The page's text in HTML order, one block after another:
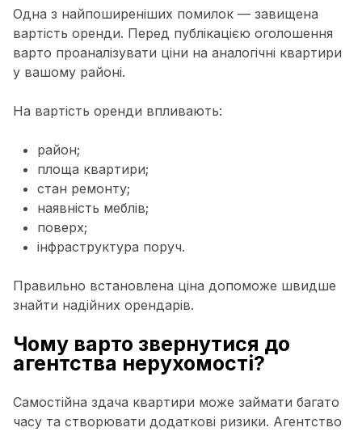
Одна з найпоширеніших помилок — завищена
вартість оренди. Перед публікацією оголошення
варто проаналізувати ціни на аналогічні квартири
у вашому районі.
На вартість оренди впливають:
район;
площа квартири;
стан ремонту;
наявність меблів;
поверх;
інфраструктура поруч.
Правильно встановлена ціна допоможе швидше
знайти надійних орендарів.
Чому варто звернутися до
агентства нерухомості?
Самостійна здача квартири може займати багато
часу та створювати додаткові ризики. Агентство